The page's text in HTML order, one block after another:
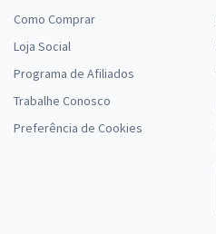
Como Comprar
Loja Social
Programa de Afiliados
Trabalhe Conosco
Preferência de Cookies